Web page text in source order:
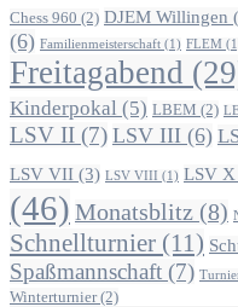
Chess 960 (2) DJEM Willingen
(6) Familienmeisterschaft (1) FLEM
Freitagabend
Kinderpokal (5) LBEM (2)
LSV II (7) LSV III (6)
LSV VII (3) LSV VIII (1) LSV X
(46) Monatsblitz (8)
Schnellturnier (11)
Spaßmannschaft (7)
Winterturnier(2)